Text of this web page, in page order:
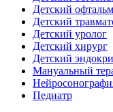
Детский
Детский
Детский уролог
Детский хирург
Детский
Мануальный
Педиатр